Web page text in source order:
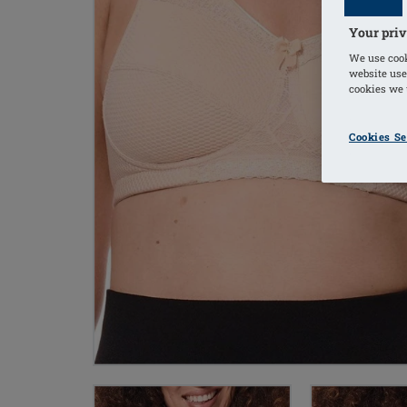
Your
We use
website
cookies we
Cookies